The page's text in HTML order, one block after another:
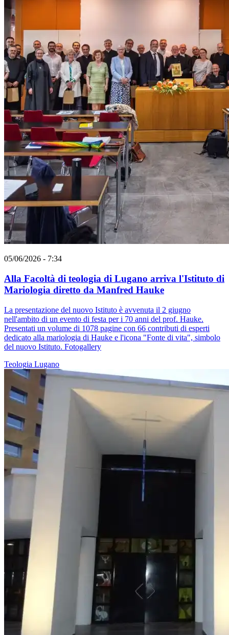
05/06/2026 - 7:34
Alla Facoltà di teologia di Lugano arriva l'Istituto di
Mariologia diretto da Manfred Hauke
La presentazione del nuovo Istituto è avvenuta il 2 giugno
nell'ambito di un evento di festa per i 70 anni del prof. Hauke.
Presentati un volume di 1078 pagine con 66 contributi di esperti
dedicato alla mariologia di Hauke e l'icona "Fonte di vita", simbolo
del nuovo Istituto. Fotogallery
Teologia Lugano